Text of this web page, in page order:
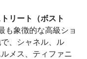
リート（ボスト
も象徴的な高級ショ
、シャネル、ル
メス、ティファニ